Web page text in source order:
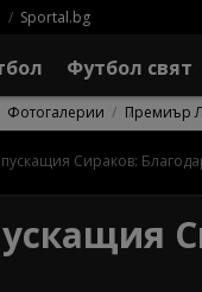
Sportal.bg
Футбол свят
Фотогалерии Премиър
Сираков: